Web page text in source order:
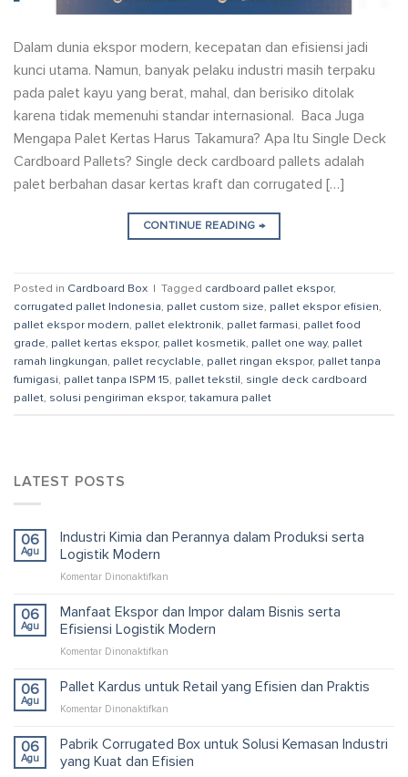
Dalam dunia ekspor modern, kecepatan dan efisiensi jadi
kunci utama. Namun, banyak pelaku industri masih terpaku
pada palet kayu yang berat, mahal, dan berisiko ditolak
karena tidak memenuhi standar internasional. Baca Juga
Mengapa Palet Kertas Harus Takamura? Apa Itu Single Deck
Cardboard Pallets? Single deck cardboard pallets adalah
palet berbahan dasar kertas kraft dan corrugated […]
CONTINUE READING →
Posted in Cardboard Box | Tagged cardboard pallet ekspor,
corrugated pallet Indonesia, pallet custom size, pallet ekspor efisien,
pallet ekspor modern, pallet elektronik, pallet farmasi, pallet food
grade, pallet kertas ekspor, pallet kosmetik, pallet one way, pallet
ramah lingkungan, pallet recyclable, pallet ringan ekspor, pallet tanpa
fumigasi, pallet tanpa ISPM 15, pallet tekstil, single deck cardboard
pallet, solusi pengiriman ekspor, takamura pallet
LATEST POSTS
06
Agu
Industri Kimia dan Perannya dalam Produksi serta
Logistik Modern
Komentar Dinonaktifkan
Kimia
dan
serta
06
Agu
Manfaat Ekspor dan Impor dalam Bisnis serta
Efisiensi Logistik Modern
Komentar Dinonaktifkan
Ekspor
Bisnis
serta
06
Agu
Pallet Kardus untuk Retail yang Efisien dan Praktis
Komentar Dinonaktifkan
Kardus
untuk
06
Agu
Pabrik Corrugated Box untuk Solusi Kemasan Industri
yang Kuat dan Efisien